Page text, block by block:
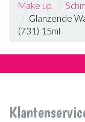
Make up
Glanzende
(731) 15ml